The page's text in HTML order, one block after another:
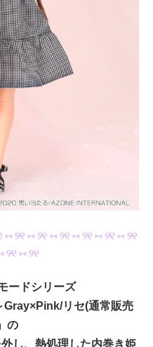
⑅ ୨୧ ⑅ ୨୧ ⑅ ୨୧ ⑅ ୨୧ ⑅ ୨୧ ⑅ ୨୧
୨୧ ⑅ ୨୧
ードシリーズ
Gray×Pink/リセ(通常販売
の
し、熱処理した内巻き姫